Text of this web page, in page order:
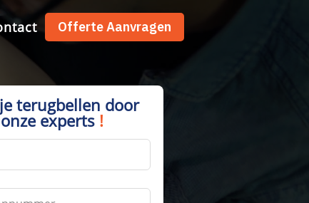
Offerte Aanvragen
terugbellen door
onze experts !